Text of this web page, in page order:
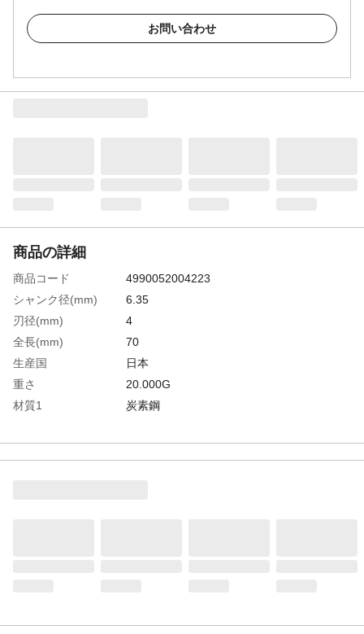
お問い合わせ
商品の詳細
商品コード
4990052004223
シャンク径(mm)
6.35
刃径(mm)
4
全長(mm)
70
生産国
日本
重さ
20.000G
材質1
炭素鋼